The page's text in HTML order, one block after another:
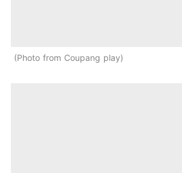
Photo from Coupang play